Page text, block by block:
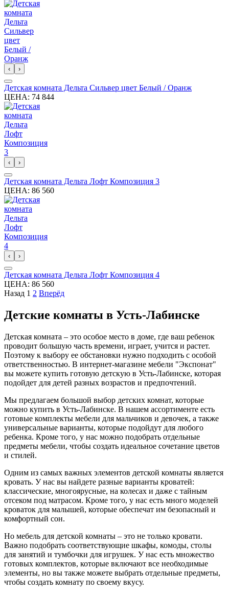
‹ ›
Детская комната Дельта Сильвер цвет Белый / Оранж
ЦЕНА: 74 844
‹ ›
Детская комната Дельта Лофт Композиция 3
ЦЕНА: 86 560
‹ ›
Детская комната Дельта Лофт Композиция 4
ЦЕНА: 86 560
Назад 1 2 Вперёд
Детские комнаты в Усть-Лабинске
Детская комната – это особое место в доме, где ваш ребенок
проводит большую часть времени, играет, учится и растет.
Поэтому к выбору ее обстановки нужно подходить с особой
ответственностью. В интернет-магазине мебели "Экспонат"
вы можете купить готовую детскую в Усть-Лабинске, которая
подойдет для детей разных возрастов и предпочтений.
Мы предлагаем большой выбор детских комнат, которые
можно купить в Усть-Лабинске. В нашем ассортименте есть
готовые комплекты мебели для мальчиков и девочек, а также
универсальные варианты, которые подойдут для любого
ребенка. Кроме того, у нас можно подобрать отдельные
предметы мебели, чтобы создать идеальное сочетание цветов
и стилей.
Одним из самых важных элементов детской комнаты является
кровать. У нас вы найдете разные варианты кроватей:
классические, многоярусные, на колесах и даже с тайным
отсеком под матрасом. Кроме того, у нас есть много моделей
кроваток для малышей, которые обеспечат им безопасный и
комфортный сон.
Но мебель для детской комнаты – это не только кровати.
Важно подобрать соответствующие шкафы, комоды, столы
для занятий и тумбочки для игрушек. У нас есть множество
готовых комплектов, которые включают все необходимые
элементы, но вы также можете выбрать отдельные предметы,
чтобы создать комнату по своему вкусу.